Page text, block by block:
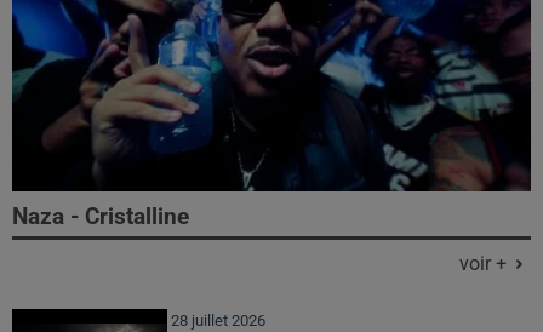
Naza - Cristalline
voir +
28 juillet 2026